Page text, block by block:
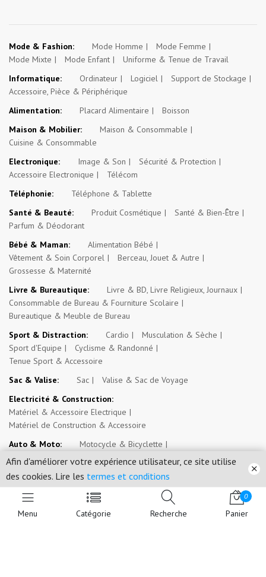
Menu Catégorie Recherche
0
Panier
Afin d'améliorer votre expérience utilisateur, ce site utilise
des cookies. Lire les termes et conditions
Mode & Fashion: Mode Homme
Mode Femme
Mode Mixte
Mode Enfant
Uniforme & Tenue de Travail
Informatique:
Ordinateur Logiciel
Support de Stockage
Accessoire, Pièce & Périphérique
Alimentation:
Placard Alimentaire
Boisson
Maison & Mobilier:
Maison & Consommable
Cuisine & Consommable
Electronique:
Image & Son
Sécurité & Protection
Accessoire Electronique
Télécom
Téléphonie:
Téléphone & Tablette
Santé & Beauté:
Produit Cosmétique
Santé & Bien-Être
Parfum & Déodorant
Bébé & Maman:
Alimentation Bébé
Vêtement & Soin Corporel
Berceau, Jouet & Autre
Grossesse & Maternité
Livre & Bureautique:
Livre & BD, Livre Religieux, Journaux
Consommable de Bureau & Fourniture Scolaire
Bureautique & Meuble de Bureau
Sport & Distraction:
Cardio
Musculation & Sèche
Sport d'Equipe
Cyclisme & Randonné
Tenue Sport & Accessoire
Sac & Valise:
Sac
Valise & Sac de Voyage
Electricité & Construction:
Matériel & Accessoire Electrique
Matériel de Construction & Accessoire
Auto & Moto:
Motocycle & Bicyclette
Véhicule 4 Roues & Véhicule Transport Commun
Outil & Entretien
Espace Paysan & Fermier:
Outil d'Exploitation Agricole
Intrant Agricole
Evénement, Opportunité & Autres Annonces: